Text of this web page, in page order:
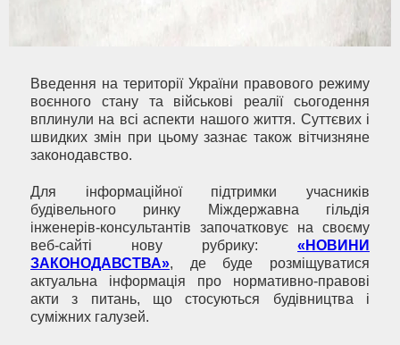
Введення на території України правового режиму
воєнного стану та військові реалії сьогодення
вплинули на всі аспекти нашого життя. Суттєвих і
швидких змін при цьому зазнає також вітчизняне
законодавство.
Для інформаційної підтримки учасників
будівельного ринку Міждержавна гільдія
інженерів-консультантів започатковує на своєму
веб-сайті нову рубрику: «НОВИНИ
ЗАКОНОДАВСТВА», де буде розміщуватися
актуальна інформація про нормативно-правові
акти з питань, що стосуються будівництва і
суміжних галузей.